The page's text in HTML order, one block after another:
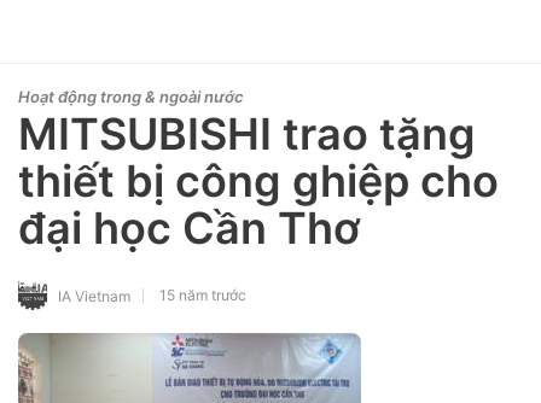
Hoạt động trong & ngoài nước
MITSUBISHI trao tặng
thiết bị công ghiệp cho
đại học Cần Thơ
IA Vietnam 15 năm trước